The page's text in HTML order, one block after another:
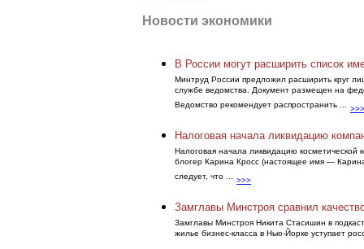
Новости экономики
В России могут расширить список
Минтруд России предложил расширить круг
службе ведомства. Документ размещен на
Ведомство рекомендует распространить ... >>>
Налоговая начала ликвидацию
Налоговая начала ликвидацию косметической
блогер Карина Кросс (настоящее имя —
следует, что ... >>>
Замглавы Минстроя сравнил
Замглавы Минстроя Никита Стасишин в
жилье бизнес-класса в Нью-Йорке уступает